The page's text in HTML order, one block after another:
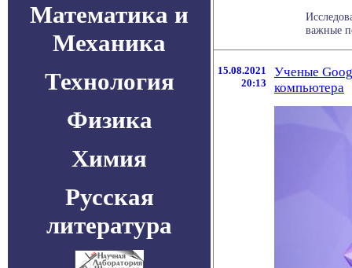
Математика и
Механика
Технология
Физика
Химия
Русская
литература
важные
15.08.2021
20:13
Ученые
компьютера